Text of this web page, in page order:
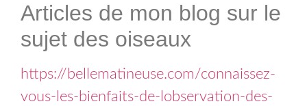
Articles de mon blog sur le
sujet des oiseaux
https://bellematineuse.com/connaissez-
vous-les-bienfaits-de-lobservation-des-